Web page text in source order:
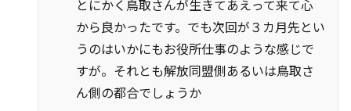
とにかく鳥取さんが生きてあえって来て心
から良かったです。でも次回が３カ月先とい
うのはいかにもお役所仕事のような感じで
すが。それとも解放同盟側あるいは鳥取さ
ん側の都合でしょうか